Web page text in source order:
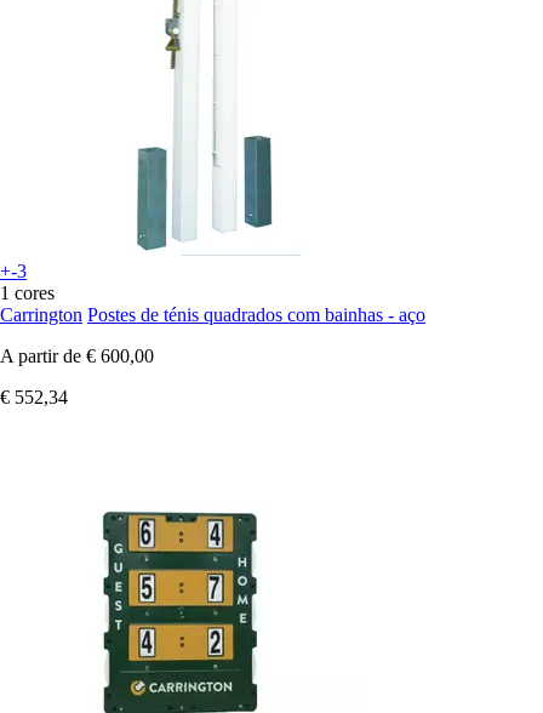
+-3
1 cores
Carrington Postes de ténis quadrados com bainhas - aço
A partir de € 600,00
€ 552,34